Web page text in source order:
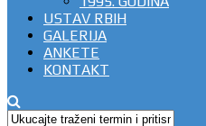
USTAV RBIH
GALERIJA
ANKETE
KONTAKT